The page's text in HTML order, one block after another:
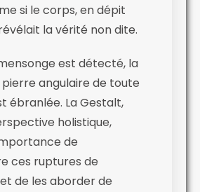
si le corps, en dépit
la vérité non dite.
est détecté, la
angulaire de toute
ébranlée. La Gestalt,
holistique,
de
ces ruptures de
de les aborder de